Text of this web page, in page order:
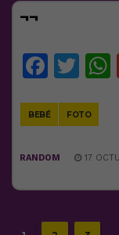
¬¬
BEBÉ FOTO
RANDOM 17